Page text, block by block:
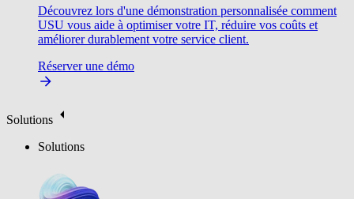
Découvrez lors d'une démonstration personnalisée comment
USU vous aide à optimiser votre IT, réduire vos coûts et
améliorer durablement votre service client.
Réserver une démo
Solutions
Solutions